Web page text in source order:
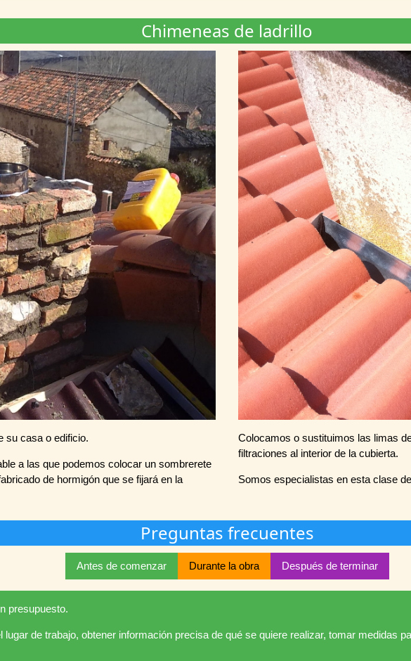
Chimeneas de ladrillo
su casa o edificio.
a las que podemos colocar un sombrerete
de hormigón que se fijará en la
Colocamos o sustituimos las limas
filtraciones al interior de la cubierta.
Somos especialistas en esta clase
Preguntas frecuentes
Antes de comenzar Durante la obra Después de terminar
presupuesto.
de trabajo, obtener información precisa de qué se quiere realizar, tomar medidas